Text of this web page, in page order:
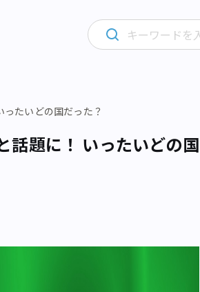
たいどの国だった？
話題に！ いったいどの国